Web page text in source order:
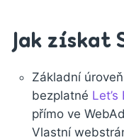
Jak získat
Základní
bezplatné
přímo ve
Vlastní